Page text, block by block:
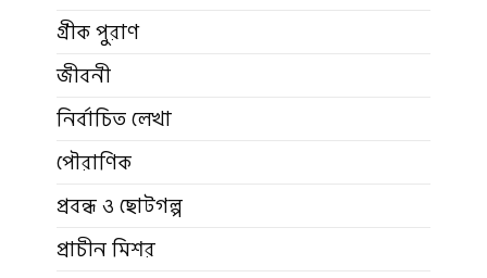
গ্রীক পুরাণ
জীবনী
নির্বাচিত লেখা
পৌরাণিক
প্রবন্ধ ও ছোটগল্প
প্রাচীন মিশর